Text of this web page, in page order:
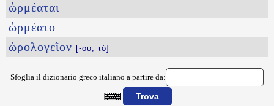
ὡρμέαται
ὡρμέατο
ὡρολογεῖον [-ου, τό]
Sfoglia il dizionario greco italiano a partire da: